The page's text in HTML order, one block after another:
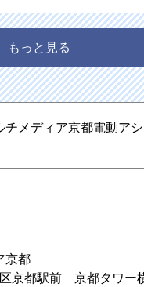
もっと見る
メディア京都電動ア
京都
京都駅前 京都タワー